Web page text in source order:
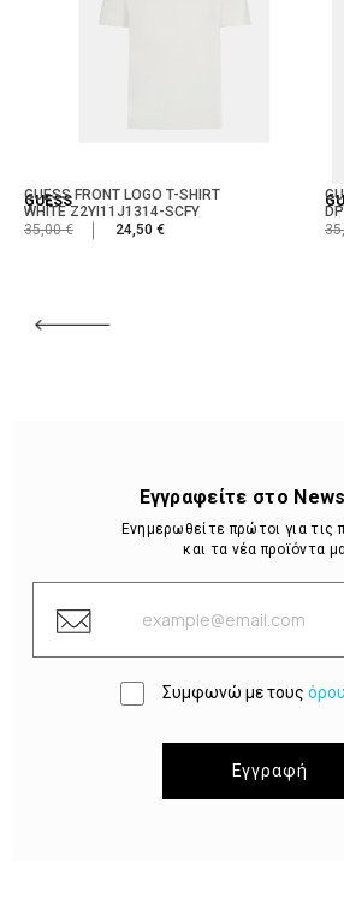
GUESS
GUESS FRONT LOGO T-SHIRT
WHITE Z2YI11J1314-SCFY
35,00 €
24,50 €
Εγγραφείτε στο
Ενημερωθείτε πρώτοι για τις
και τα νέα προϊόντα
Συμφωνώ με τους
Εγγραφή